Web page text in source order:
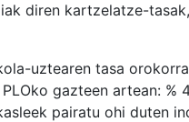
diren kartzelatze-
uztearen tasa
gazteen artean: %
pairatu ohi duten